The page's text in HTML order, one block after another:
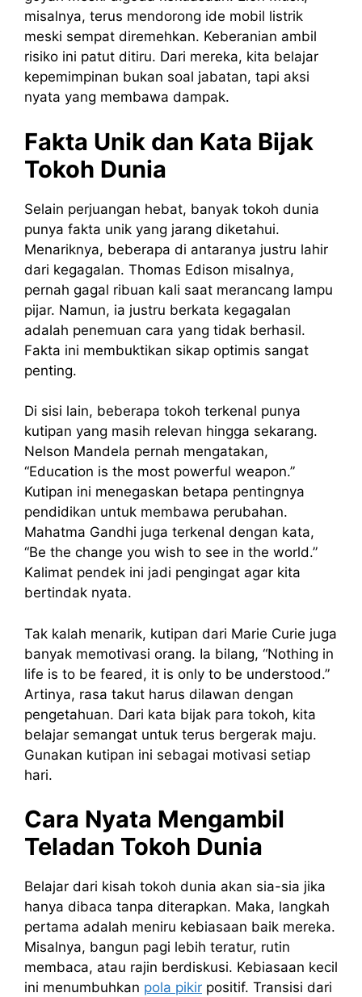
misalnya, terus mendorong ide mobil listrik
meski sempat diremehkan. Keberanian ambil
risiko ini patut ditiru. Dari mereka, kita belajar
kepemimpinan bukan soal jabatan, tapi aksi
nyata yang membawa dampak.
Fakta Unik dan Kata Bijak
Tokoh Dunia
Selain perjuangan hebat, banyak tokoh dunia
punya fakta unik yang jarang diketahui.
Menariknya, beberapa di antaranya justru lahir
dari kegagalan. Thomas Edison misalnya,
pernah gagal ribuan kali saat merancang lampu
pijar. Namun, ia justru berkata kegagalan
adalah penemuan cara yang tidak berhasil.
Fakta ini membuktikan sikap optimis sangat
penting.
Di sisi lain, beberapa tokoh terkenal punya
kutipan yang masih relevan hingga sekarang.
Nelson Mandela pernah mengatakan,
“Education is the most powerful weapon.”
Kutipan ini menegaskan betapa pentingnya
pendidikan untuk membawa perubahan.
Mahatma Gandhi juga terkenal dengan kata,
“Be the change you wish to see in the world.”
Kalimat pendek ini jadi pengingat agar kita
bertindak nyata.
Tak kalah menarik, kutipan dari Marie Curie juga
banyak memotivasi orang. Ia bilang, “Nothing in
life is to be feared, it is only to be understood.”
Artinya, rasa takut harus dilawan dengan
pengetahuan. Dari kata bijak para tokoh, kita
belajar semangat untuk terus bergerak maju.
Gunakan kutipan ini sebagai motivasi setiap
hari.
Cara Nyata Mengambil
Teladan Tokoh Dunia
Belajar dari kisah tokoh dunia akan sia-sia jika
hanya dibaca tanpa diterapkan. Maka, langkah
pertama adalah meniru kebiasaan baik mereka.
Misalnya, bangun pagi lebih teratur, rutin
membaca, atau rajin berdiskusi. Kebiasaan kecil
ini menumbuhkan pola pikir positif. Transisi dari